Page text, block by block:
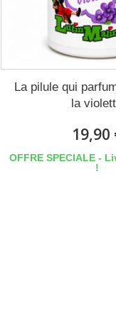
La pilule qui
la
19,90
OFFRE SPECIALE -
!